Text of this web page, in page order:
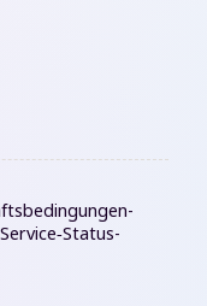
-
Service‑Status-